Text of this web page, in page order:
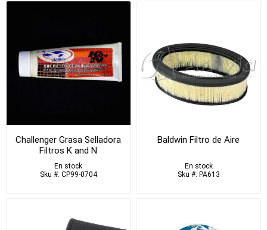
Challenger Grasa Selladora
Filtros K and N
En stock
Sku #: CP99-0704
Baldwin Filtro de Aire
En stock
Sku #: PA613